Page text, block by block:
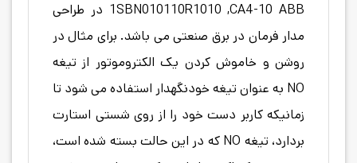
1SBN010110R1010 ,CA4-10 ABB در طراحی
مدار فرمان در برق صنعتی می باشد. برای مثال در
روشن و خاموش کردن یک الکتروموتور از تیغه
NO به عنوان تیغه خودنگهدار استفاده می شود تا
زمانیکه کاربر دست خود را از روی شستی استارت
بردارد، تیغه NO که در این حالت بسته شده است،